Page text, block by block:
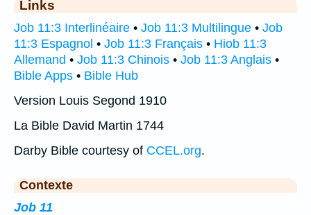
Links
Job 11:3 Interlinéaire • Job 11:3 Multilingue • Job
11:3 Espagnol • Job 11:3 Français • Hiob 11:3
Allemand • Job 11:3 Chinois • Job 11:3 Anglais •
Bible Apps • Bible Hub
Version Louis Segond 1910
La Bible David Martin 1744
Darby Bible courtesy of CCEL.org.
Contexte
Job 11